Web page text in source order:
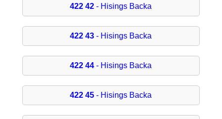
422 42 - Hisings Backa
422 43 - Hisings Backa
422 44 - Hisings Backa
422 45 - Hisings Backa